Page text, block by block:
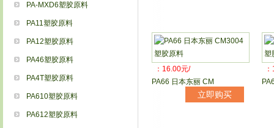
PA-MXD6塑胶原料
PA11塑胶原料
PA12塑胶原料
PA46塑胶原料
PA4T塑胶原料
PA610塑胶原料
PA612塑胶原料
：16.00元/
PA66 日本东丽 CM
立即购买